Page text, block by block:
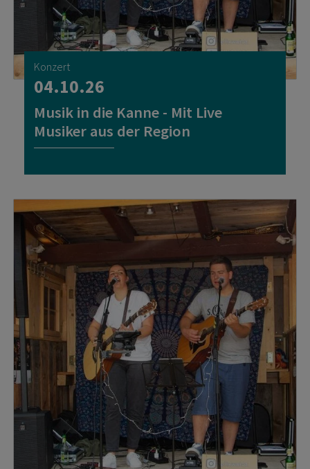
Konzert
04.10.26
Musik in die Kanne - Mit Live
Musiker aus der Region